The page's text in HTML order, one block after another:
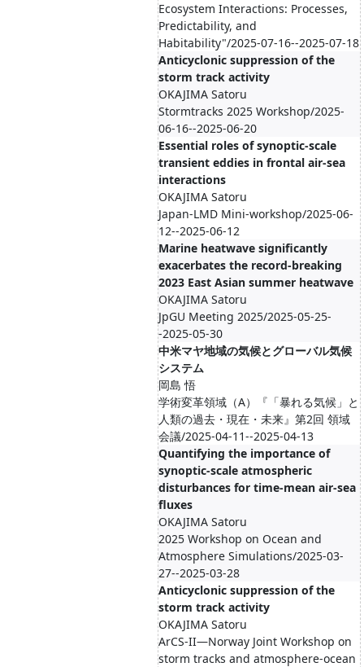
Ecosystem Interactions: Processes,
Predictability, and
Habitability"/2025-07-16--2025-07-18
Anticyclonic suppression of the
storm track activity
OKAJIMA Satoru
Stormtracks 2025 Workshop/2025-
06-16--2025-06-20
Essential roles of synoptic-scale
transient eddies in frontal air-sea
interactions
OKAJIMA Satoru
Japan-LMD Mini-workshop/2025-06-
12--2025-06-12
Marine heatwave significantly
exacerbates the record-breaking
2023 East Asian summer heatwave
OKAJIMA Satoru
JpGU Meeting 2025/2025-05-25-
-2025-05-30
中米マヤ地域の気候とグローバル気候
システム
岡島 悟
学術変革領域（A）『「暴れる気候」と
人類の過去・現在・未来』第2回 領域
会議/2025-04-11--2025-04-13
Quantifying the importance of
synoptic-scale atmospheric
disturbances for time-mean air-sea
fluxes
OKAJIMA Satoru
2025 Workshop on Ocean and
Atmosphere Simulations/2025-03-
27--2025-03-28
Anticyclonic suppression of the
storm track activity
OKAJIMA Satoru
ArCS-II—Norway Joint Workshop on
storm tracks and atmosphere-ocean